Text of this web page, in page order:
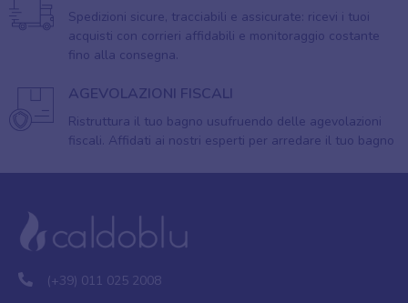
Spedizioni sicure, tracciabili e assicurate: ricevi i tuoi
acquisti con corrieri affidabili e monitoraggio costante
fino alla consegna.
AGEVOLAZIONI FISCALI
Ristruttura il tuo bagno usufruendo delle agevolazioni
fiscali. Affidati ai nostri esperti per arredare il tuo bagno
(+39) 011 025 2008